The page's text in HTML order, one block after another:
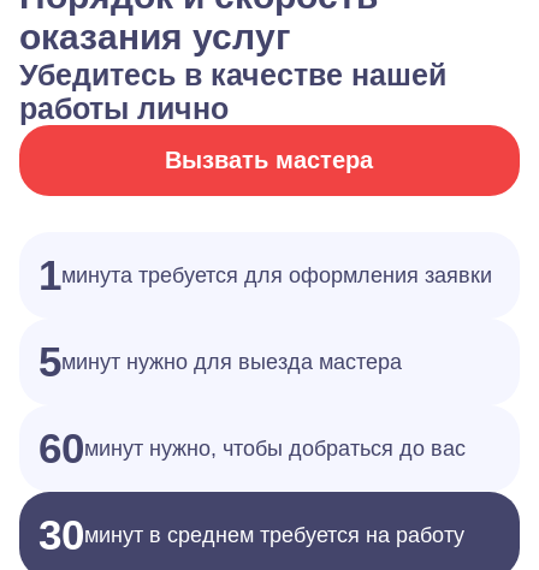
оказания услуг
Убедитесь в качестве нашей
работы лично
Вызвать мастера
1минута требуется для оформления заявки
5минут нужно для выезда мастера
60минут нужно, чтобы добраться до вас
30минут в среднем требуется на работу